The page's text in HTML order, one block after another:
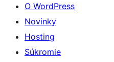
O WordPress
Novinky
Hosting
Súkromie